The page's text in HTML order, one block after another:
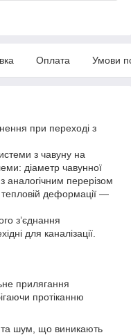
Оплата Умови
при переході з
з чавуну на
діаметр чавунної
аналогічним перерізом
деформації —
з’єднання
для каналізації.
прилягання
протіканню
та шум, що виникають